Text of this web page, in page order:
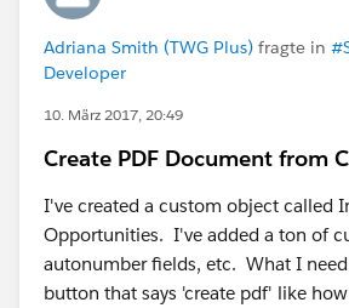
Adriana Smith (TWG Plus) fragte in
Developer
10. März 2017, 20:49
Create PDF Document from
I've created a custom object called
Opportunities. I've added a ton of
autonumber fields, etc. What I need
button that says 'create pdf' like